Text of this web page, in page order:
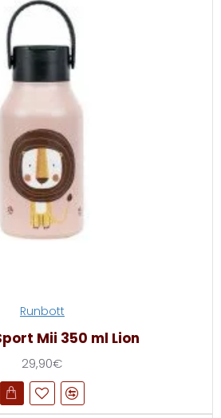
Runbott
Mii 350 ml Lion
29,90€